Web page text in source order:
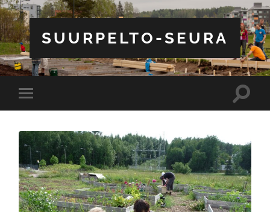
SUURPELTO-SEURA
Toggle
mobile
Toggle